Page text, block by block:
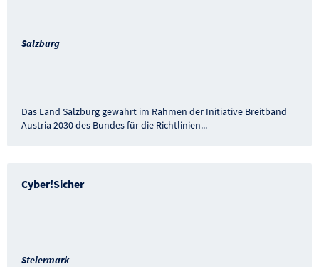
Salzburg
Das Land Salzburg gewährt im Rahmen der Initiative Breitband
Austria 2030 des Bundes für die Richtlinien...
Cyber!Sicher
Steiermark